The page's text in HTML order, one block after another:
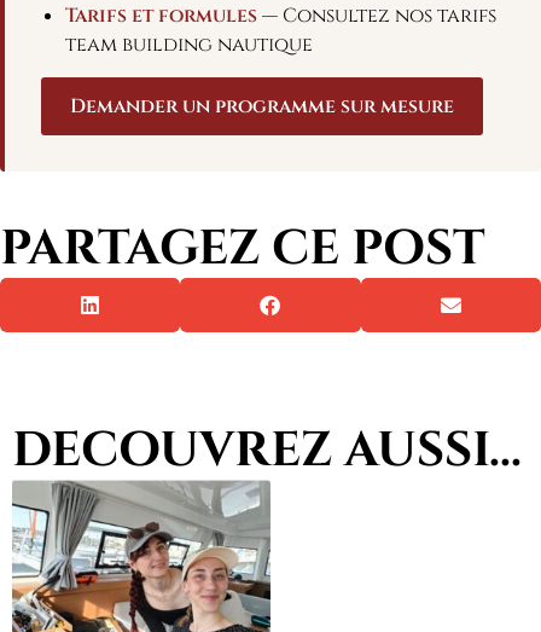
Tarifs et formules— Consultez nos tarifs
team building nautique
Demander un programme sur mesure
PARTAGEZ CE POST
DECOUVREZ AUSSI...